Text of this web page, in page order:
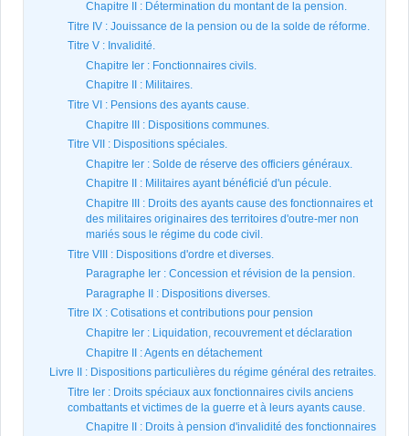
Chapitre II : Détermination du montant de la pension.
Titre IV : Jouissance de la pension ou de la solde de réforme.
Titre V : Invalidité.
Chapitre Ier : Fonctionnaires civils.
Chapitre II : Militaires.
Titre VI : Pensions des ayants cause.
Chapitre III : Dispositions communes.
Titre VII : Dispositions spéciales.
Chapitre Ier : Solde de réserve des officiers généraux.
Chapitre II : Militaires ayant bénéficié d'un pécule.
Chapitre III : Droits des ayants cause des fonctionnaires et
des militaires originaires des territoires d'outre-mer non
mariés sous le régime du code civil.
Titre VIII : Dispositions d'ordre et diverses.
Paragraphe Ier : Concession et révision de la pension.
Paragraphe II : Dispositions diverses.
Titre IX : Cotisations et contributions pour pension
Chapitre Ier : Liquidation, recouvrement et déclaration
Chapitre II : Agents en détachement
Livre II : Dispositions particulières du régime général des retraites.
Titre Ier : Droits spéciaux aux fonctionnaires civils anciens
combattants et victimes de la guerre et à leurs ayants cause.
Chapitre II : Droits à pension d'invalidité des fonctionnaires